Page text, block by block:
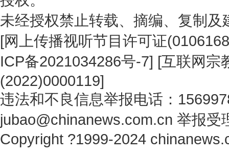
未经授权禁止转载、摘编、复制
[网上传播视听节目许可证
ICP备2021034286号-7] [互联网宗
(2022)0000119]
违法和不良信息举报电话：
jubao@chinanews.com.cn 举报受
Copyright ?1999-2024